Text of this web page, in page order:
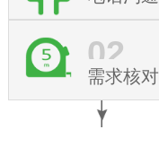
02
需求核对